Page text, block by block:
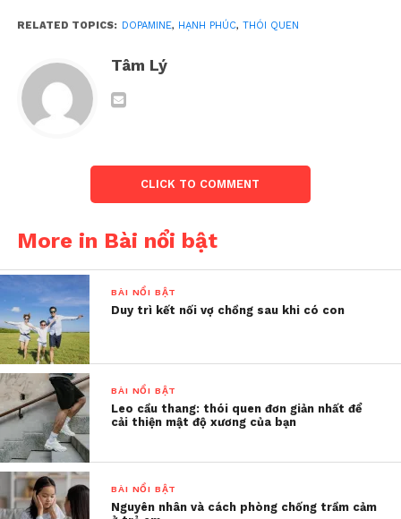
Khi dopamine được tiết ra, chúng ta cảm thấy vui vẻ,
Dopamine được sinh ra từ hai nguồn chính:
trình sinh học tự nhiên.
Tác động bên ngoài– từ các thói quen
chất kích thích, ăn đồ ngọt, xem phim,
lướt mạng xã hội…
Vấn đề là, khi đã quen với những “cơn sóng”
dopamine từ bên ngoài, con người dần mất khả
năng tự tạo ra niềm vui tự nhiên. Và khi niềm vui
không còn, họ rơi vào trạng thái chán nản, trống
rỗng – dẫn đến việc tiếp tục tìm đến những thói
quen xấu để kích hoạt dopamine lần nữa.
Vòng xoáy không hồi kết của sự
phụ thuộc
Hãy thử tưởng tượng:
RELATED TOPICS: DOPAMINE, HẠNH PHÚC, THÓI QUEN
Tâm Lý
CLICK TO COMMENT
More in Bài nổi bật
BÀI NỔI BẬT
Duy trì kết nối vợ chồng sau khi có con
BÀI NỔI BẬT
Leo cầu thang: thói quen đơn giản nhất để
cải thiện mật độ xương của bạn
BÀI NỔI BẬT
Nguyên nhân và cách phòng chống trầm cảm